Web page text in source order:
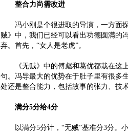
整合力尚需改进
冯小刚是个很进取的导演，一方面探
贼》中，我们已经可以看出功德圆满的
弃。首先，“女人是老虎”。
《无贼》中的傅彪和葛优都栽在这上
句。冯导最大的优势在于肚子里有很多
处还是整合能力，包括故事的张力、技
满分5分给4分
以满分5分计，“无贼”基准分3分。小